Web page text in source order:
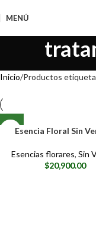
MENÚ
Inicio Productos
Esencia Floral Sin
Esencias florares, Sin
$20,900.00